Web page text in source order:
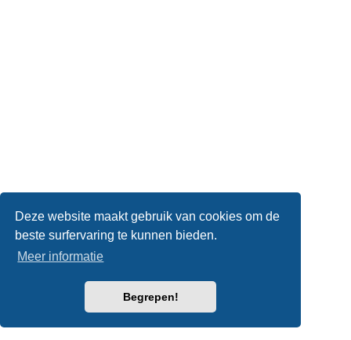
Deze website maakt gebruik van cookies om de
beste surfervaring te kunnen bieden.
Meer informatie
Begrepen!